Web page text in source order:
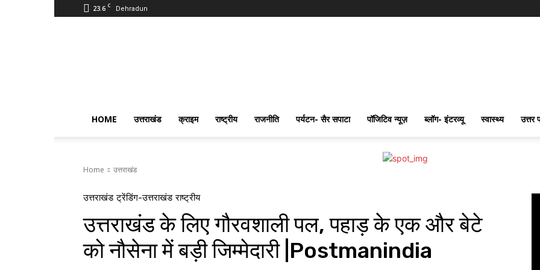
23.6 C Dehradun
HOME उत्तराखंड क्राइम राष्ट्रीय राजनीति पर्यटन- सैर सपाटा पॉजिटिव न्यूज़ ब्लॉग- इंटरव्यू स्वास्थ्य उत्तर
Home उत्तराखंड
उत्तराखंड ट्रेंडिंग-उत्तराखंड राष्ट्रीय
उत्तराखंड के लिए गौरवशाली पल, पहाड़ के एक और बेटे
को नौसेना में बड़ी जिम्मेदारी |Postmanindia